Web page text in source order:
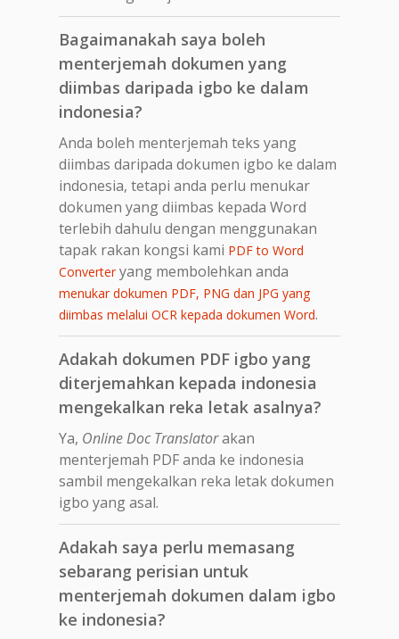
Bagaimanakah saya boleh
menterjemah dokumen yang
diimbas daripada igbo ke dalam
indonesia?
Anda boleh menterjemah teks yang
diimbas daripada dokumen igbo ke dalam
indonesia, tetapi anda perlu menukar
dokumen yang diimbas kepada Word
terlebih dahulu dengan menggunakan
tapak rakan kongsi kami PDF to Word
Converteryang membolehkan anda
menukar dokumen PDF, PNG dan JPG yang
diimbas melalui OCR kepada dokumen Word.
Adakah dokumen PDF igbo yang
diterjemahkan kepada indonesia
mengekalkan reka letak asalnya?
Ya, Online Doc Translatorakan
menterjemah PDF anda ke indonesia
sambil mengekalkan reka letak dokumen
igbo yang asal.
Adakah saya perlu memasang
sebarang perisian untuk
menterjemah dokumen dalam igbo
ke indonesia?